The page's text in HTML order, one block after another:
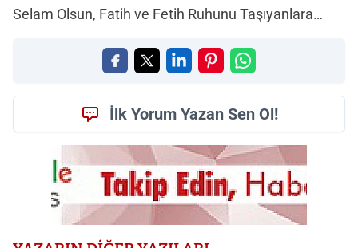
Selam Olsun, Fatih ve Fetih Ruhunu Taşıyanlara…
İlk Yorum Yazan Sen Ol!